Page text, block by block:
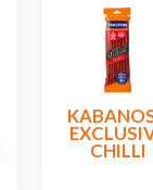
CHILLI